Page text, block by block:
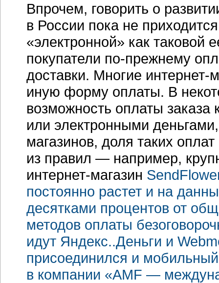
Впрочем, говорить о
в России пока не
«электронной» как таковой
покупатели по-прежнему
доставки. Многие интернет-
иную форму оплаты. В
возможность оплаты заказа
или электронными
магазинов, доля таких
из правил — например,
интернет-магазин
постоянно растет и на
десятками процентов от
методов оплаты
идут Яндекс..Деньги и
присоединился и
в компании «AMF —